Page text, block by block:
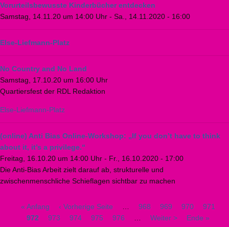
Vorurteilsbewusste Kinderbücher entdecken
Samstag, 14.11.20 um 14:00 Uhr - Sa., 14.11.2020 - 16:00
Else-Liefmann-Platz
No Country and No Land
Samstag, 17.10.20 um 16:00 Uhr
Quartiersfest der RDL Redaktion
Else-Liefmann-Platz
(online) Anti Bias Online-Workshop: „If you don’t have to think
about it, it’s a privilege.“
Freitag, 16.10.20 um 14:00 Uhr - Fr., 16.10.2020 - 17:00
Die Anti-Bias Arbeit zielt darauf ab, strukturelle und
zwischenmenschliche Schieflagen sichtbar zu machen
Seitennummerierung
Erste
Seite
« Anfang
Vorherige
Seite
‹ Vorherige Seite Seite
968 Seite
969 Seite
970 Seite
971
972 Seite
973 Seite
974 Seite
975 Seite
976
Nächste
Weiter >
Letzte
Ende »